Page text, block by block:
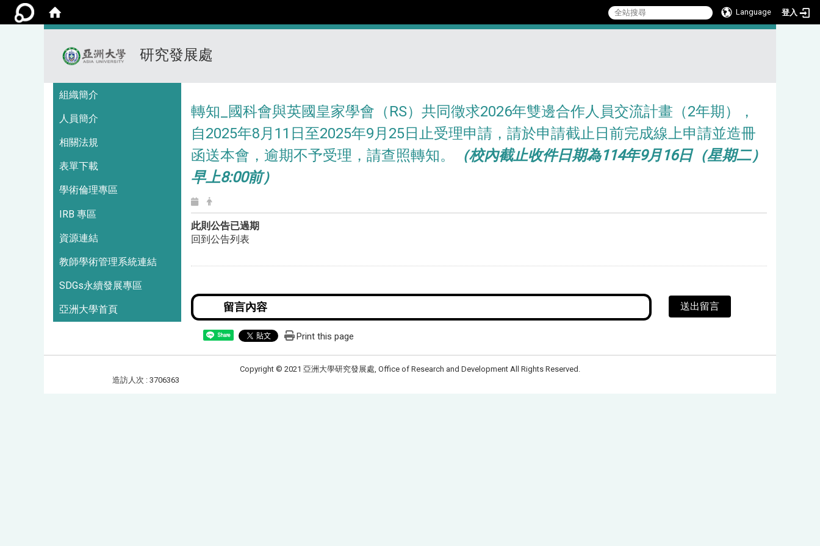
Language 登入
研究發展處
組織簡介
人員簡介
相關法規
表單下載
學術倫理專區
IRB 專區
資源連結
教師學術管理系統連結
SDGs永續發展專區
亞洲大學首頁
轉知_國科會與英國皇家學會（RS）共同徵求2026年雙邊合作人員交流計畫（2年期），
自2025年8月11日至2025年9月25日止受理申請，請於申請截止日前完成線上申請並造冊
函送本會，逾期不予受理，請查照轉知。
（校內截止收件日期為114年9月16日（星期二）
早上8:00前）
此則公告已過期
回到公告列表
送出留言
Share Print this page
Copyright © 2021 亞洲大學研究發展處, Office of Research and Development All Rights Reserved.
造訪人次 : 3706363